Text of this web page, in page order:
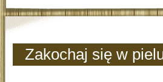
Zakochaj się w